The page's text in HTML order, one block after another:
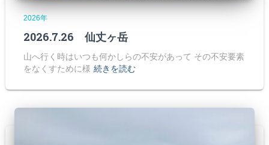
2026年
2026.7.26 仙丈ヶ岳
山へ行く時はいつも何かしらの不安があって その不安要素
をなくすために様 続きを読む